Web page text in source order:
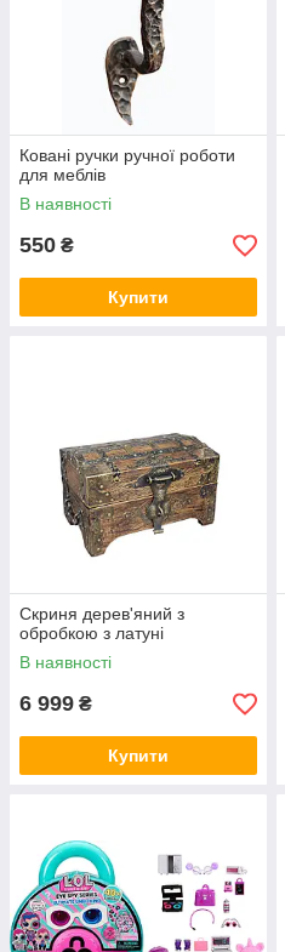
Ковані ручки ручної роботи
для меблів
В наявності
550 ₴
Купити
Скриня дерев'яний з
обробкою з латуні
В наявності
6 999 ₴
Купити